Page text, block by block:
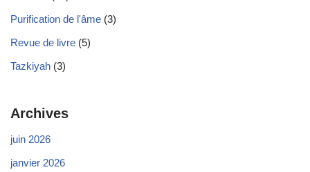
Purification de l'âme (3)
Revue de livre (5)
Tazkiyah (3)
Archives
juin 2026
janvier 2026